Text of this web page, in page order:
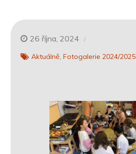
26 října, 2024
Aktuálně Fotogalerie 2024/2025